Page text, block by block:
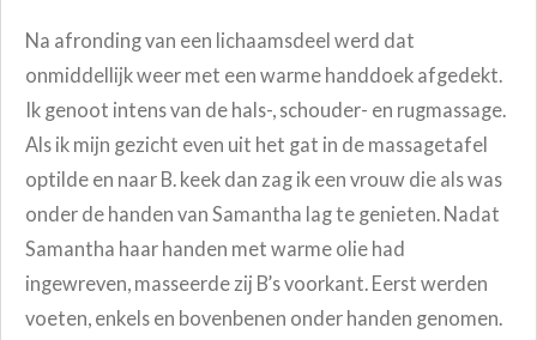
Na afronding van een lichaamsdeel werd dat
onmiddellijk weer met een warme handdoek afgedekt.
Ik genoot intens van de hals-, schouder- en rugmassage.
Als ik mijn gezicht even uit het gat in de massagetafel
optilde en naar B. keek dan zag ik een vrouw die als was
onder de handen van Samantha lag te genieten. Nadat
Samantha haar handen met warme olie had
ingewreven, masseerde zij B’s voorkant. Eerst werden
voeten, enkels en bovenbenen onder handen genomen.